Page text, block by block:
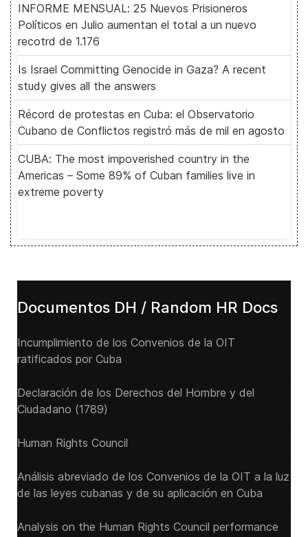
INFORME MENSUAL: 25 Nuevos Prisioneros
Políticos en Julio aumentan el total a un nuevo
recotrd de 1.176
Is Israel Committing Genocide in Gaza? A recent
study gives all the answers
Récord de protestas en Cuba: el Observatorio
Cubano de Conflictos registró más de mil en agosto
CUBA: The most impoverished country in the
Americas – Some 89% of Cuban families live in
extreme poverty
Documentos DH / Random HR Docs
Incumplimiento de los Convenios de la OIT
ratificados por Cuba
Declaración de los Derechos del Hombre y del
Ciudadano (1789)
Human Rights Council
Análisis abreviado de los Convenios de la OIT a la luz
de las leyes cubanas y de su aplicación en Cuba
Analysis on the Human Rights Council performance